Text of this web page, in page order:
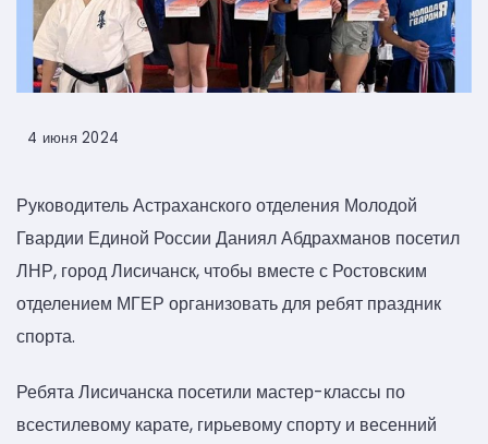
4 июня 2024
Руководитель Астраханского отделения Молодой
Гвардии Единой России Даниял Абдрахманов посетил
ЛНР, город Лисичанск, чтобы вместе с Ростовским
отделением МГЕР организовать для ребят праздник
спорта.
Ребята Лисичанска посетили мастер-классы по
всестилевому карате, гирьевому спорту и весенний